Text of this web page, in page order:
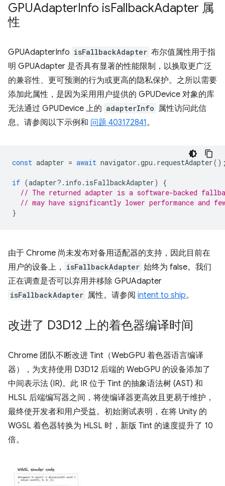
GPUAdapterInfo isFallbackAdapter 属
性
GPUAdapterInfo isFallbackAdapter 布尔值属性用于指
明 GPUAdapter 是否具有显著的性能限制，以换取更广泛
的兼容性、更可预测的行为或更高的隐私保护。之所以需要
添加此属性，是因为采用用户提供的 GPUDevice 对象的库
无法通过 GPUDevice 上的 adapterInfo 属性访问此信
息。请参阅以下示例和 问题 403172841。
const adapter = await navigator .gpu . requestAdapter
if (adapter? . info . isFallbackAdapter)
{
// The returned adapter is a software-backed
// may have significantly lower performance and
}
由于 Chrome 尚未发布对备用适配器的支持，因此目前在
用户的设备上，
isFallbackAdapter 始终为 false。我们
正在调查是否可以弃用并移除 GPUAdapter
isFallbackAdapter 属性。请参阅 intent to ship。
改进了 D3D12 上的着色器编译时间
Chrome 团队不断改进 Tint（WebGPU 着色器语言编译
器），为支持使用 D3D12 后端的 WebGPU 的设备添加了
中间表示法 (IR)。此 IR 位于 Tint 的抽象语法树 (AST) 和
HLSL 后端编写器之间，将使编译器更高效且更易于维护，
最终使开发者和用户受益。初始测试表明，在将 Unity 的
WGSL 着色器转换为 HLSL 时，新版 Tint 的速度提升了 10
倍。